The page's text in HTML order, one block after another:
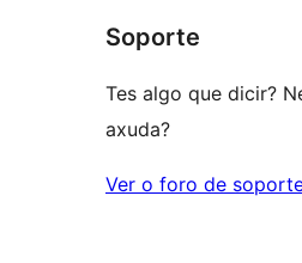
Soporte
Tes algo que dicir?
axuda?
Ver o foro de